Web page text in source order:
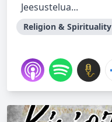
Jeesustelua...
Religion & Spirituality